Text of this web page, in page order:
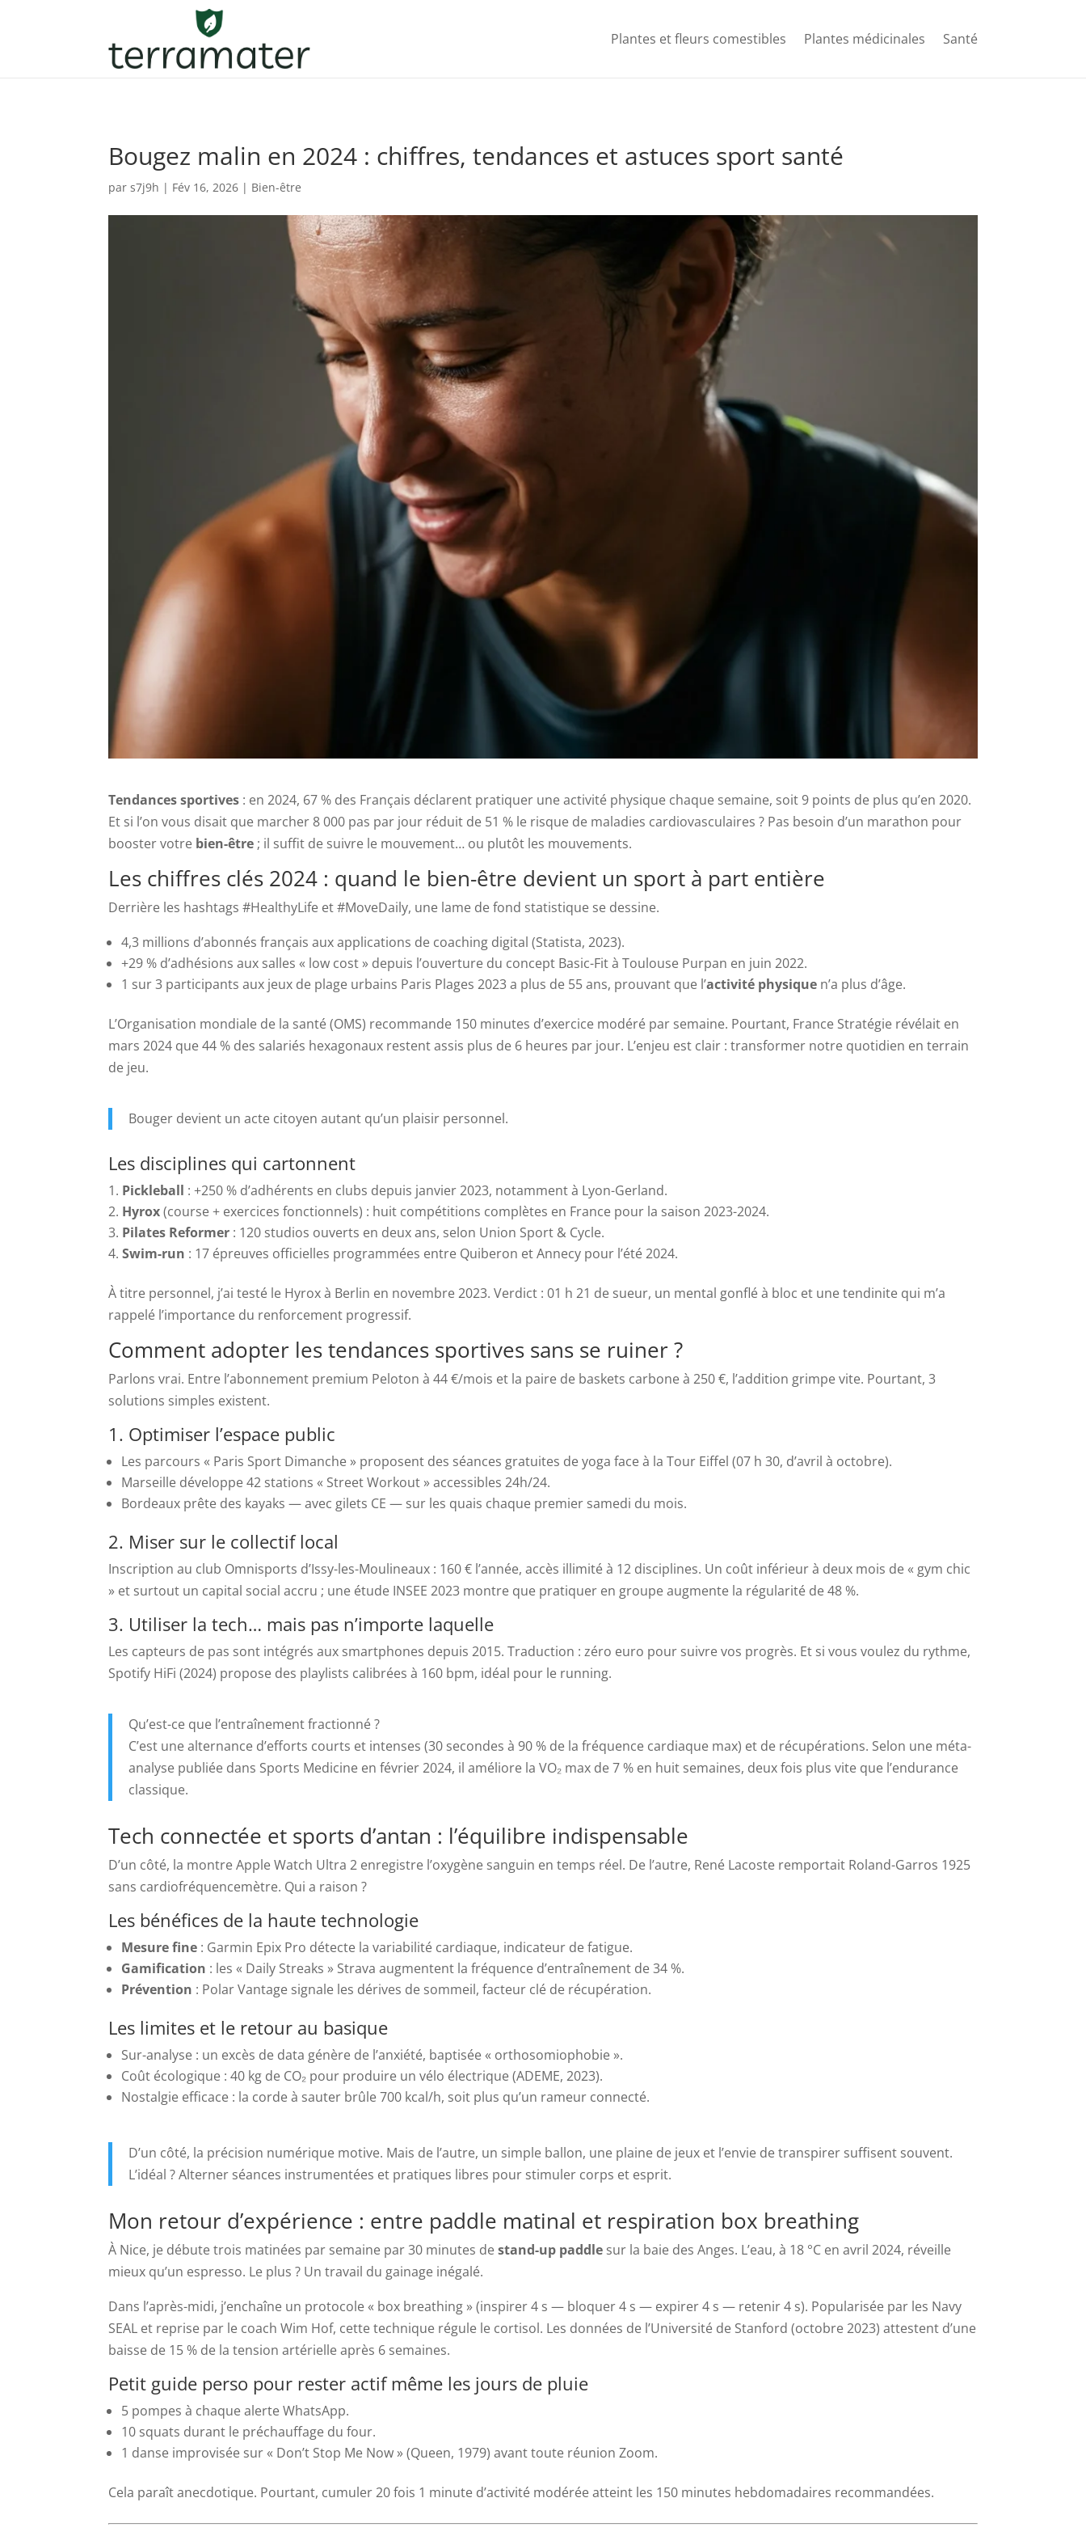
Plantes et fleurs comestibles Plantes médicinales Santé
Bougez malin en 2024 : chiffres, tendances et astuces sport santé
pars7j9h | Fév 16, 2026 | Bien-être
Tendances sportives : en 2024, 67 % des Français déclarent pratiquer une activité physique chaque semaine, soit 9 points de plus qu’en 2020.
Et si l’on vous disait que marcher 8 000 pas par jour réduit de 51 % le risque de maladies cardiovasculaires ? Pas besoin d’un marathon pour
booster votre bien-être ; il suffit de suivre le mouvement… ou plutôt les mouvements.
Les chiffres clés 2024 : quand le bien-être devient un sport à part entière
Derrière les hashtags #HealthyLife et #MoveDaily, une lame de fond statistique se dessine.
4,3 millions d’abonnés français aux applications de coaching digital (Statista, 2023).
+29 % d’adhésions aux salles « low cost » depuis l’ouverture du concept Basic-Fit à Toulouse Purpan en juin 2022.
1 sur 3 participants aux jeux de plage urbains Paris Plages 2023 a plus de 55 ans, prouvant que l’activité physique n’a plus d’âge.
L’Organisation mondiale de la santé (OMS) recommande 150 minutes d’exercice modéré par semaine. Pourtant, France Stratégie révélait en
mars 2024 que 44 % des salariés hexagonaux restent assis plus de 6 heures par jour. L’enjeu est clair : transformer notre quotidien en terrain
de jeu.
Bouger devient un acte citoyen autant qu’un plaisir personnel.
Les disciplines qui cartonnent
Pickleball : +250 % d’adhérents en clubs depuis janvier 2023, notamment à Lyon-Gerland.
Hyrox(course + exercices fonctionnels) : huit compétitions complètes en France pour la saison 2023-2024.
Pilates Reformer : 120 studios ouverts en deux ans, selon Union Sport & Cycle.
Swim-run : 17 épreuves officielles programmées entre Quiberon et Annecy pour l’été 2024.
À titre personnel, j’ai testé le Hyrox à Berlin en novembre 2023. Verdict : 01 h 21 de sueur, un mental gonflé à bloc et une tendinite qui m’a
rappelé l’importance du renforcement progressif.
Comment adopter les tendances sportives sans se ruiner ?
Parlons vrai. Entre l’abonnement premium Peloton à 44 €/mois et la paire de baskets carbone à 250 €, l’addition grimpe vite. Pourtant, 3
solutions simples existent.
1. Optimiser l’espace public
Les parcours « Paris Sport Dimanche » proposent des séances gratuites de yoga face à la Tour Eiffel (07 h 30, d’avril à octobre).
Marseille développe 42 stations « Street Workout » accessibles 24h/24.
Bordeaux prête des kayaks — avec gilets CE — sur les quais chaque premier samedi du mois.
2. Miser sur le collectif local
Inscription au club Omnisports d’Issy-les-Moulineaux : 160 € l’année, accès illimité à 12 disciplines. Un coût inférieur à deux mois de « gym chic
» et surtout un capital social accru ; une étude INSEE 2023 montre que pratiquer en groupe augmente la régularité de 48 %.
3. Utiliser la tech… mais pas n’importe laquelle
Les capteurs de pas sont intégrés aux smartphones depuis 2015. Traduction : zéro euro pour suivre vos progrès. Et si vous voulez du rythme,
Spotify HiFi (2024) propose des playlists calibrées à 160 bpm, idéal pour le running.
Qu’est-ce que l’entraînement fractionné ?
C’est une alternance d’efforts courts et intenses (30 secondes à 90 % de la fréquence cardiaque max) et de récupérations. Selon une méta-
analyse publiée dans Sports Medicine en février 2024, il améliore la VO₂ max de 7 % en huit semaines, deux fois plus vite que l’endurance
classique.
Tech connectée et sports d’antan : l’équilibre indispensable
D’un côté, la montre Apple Watch Ultra 2 enregistre l’oxygène sanguin en temps réel. De l’autre, René Lacoste remportait Roland-Garros 1925
sans cardiofréquencemètre. Qui a raison ?
Les bénéfices de la haute technologie
Mesure fine : Garmin Epix Pro détecte la variabilité cardiaque, indicateur de fatigue.
Gamification : les « Daily Streaks » Strava augmentent la fréquence d’entraînement de 34 %.
Prévention : Polar Vantage signale les dérives de sommeil, facteur clé de récupération.
Les limites et le retour au basique
Sur-analyse : un excès de data génère de l’anxiété, baptisée « orthosomiophobie ».
Coût écologique : 40 kg de CO₂ pour produire un vélo électrique (ADEME, 2023).
Nostalgie efficace : la corde à sauter brûle 700 kcal/h, soit plus qu’un rameur connecté.
D’un côté, la précision numérique motive. Mais de l’autre, un simple ballon, une plaine de jeux et l’envie de transpirer suffisent souvent.
L’idéal ? Alterner séances instrumentées et pratiques libres pour stimuler corps et esprit.
Mon retour d’expérience : entre paddle matinal et respiration box breathing
À Nice, je débute trois matinées par semaine par 30 minutes destand-up paddle sur la baie des Anges. L’eau, à 18 °C en avril 2024, réveille
mieux qu’un espresso. Le plus ? Un travail du gainage inégalé.
Dans l’après-midi, j’enchaîne un protocole « box breathing » (inspirer 4 s — bloquer 4 s — expirer 4 s — retenir 4 s). Popularisée par les Navy
SEAL et reprise par le coach Wim Hof, cette technique régule le cortisol. Les données de l’Université de Stanford (octobre 2023) attestent d’une
baisse de 15 % de la tension artérielle après 6 semaines.
Petit guide perso pour rester actif même les jours de pluie
5 pompes à chaque alerte WhatsApp.
10 squats durant le préchauffage du four.
1 danse improvisée sur « Don’t Stop Me Now » (Queen, 1979) avant toute réunion Zoom.
Cela paraît anecdotique. Pourtant, cumuler 20 fois 1 minute d’activité modérée atteint les 150 minutes hebdomadaires recommandées.